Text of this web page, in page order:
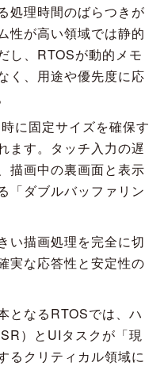
処理時間のばらつきが
性が高い領域では静的
し、RTOSが動的メモ
く、用途や優先度に応
に固定サイズを確保す
ます。タッチ入力の遅
描画中の裏画面と表示
「ダブルバッファリン
い描画処理を完全に切
実な応答性と安定性の
となるRTOSでは、ハ
）とUIタスクが「現
るクリティカル領域に